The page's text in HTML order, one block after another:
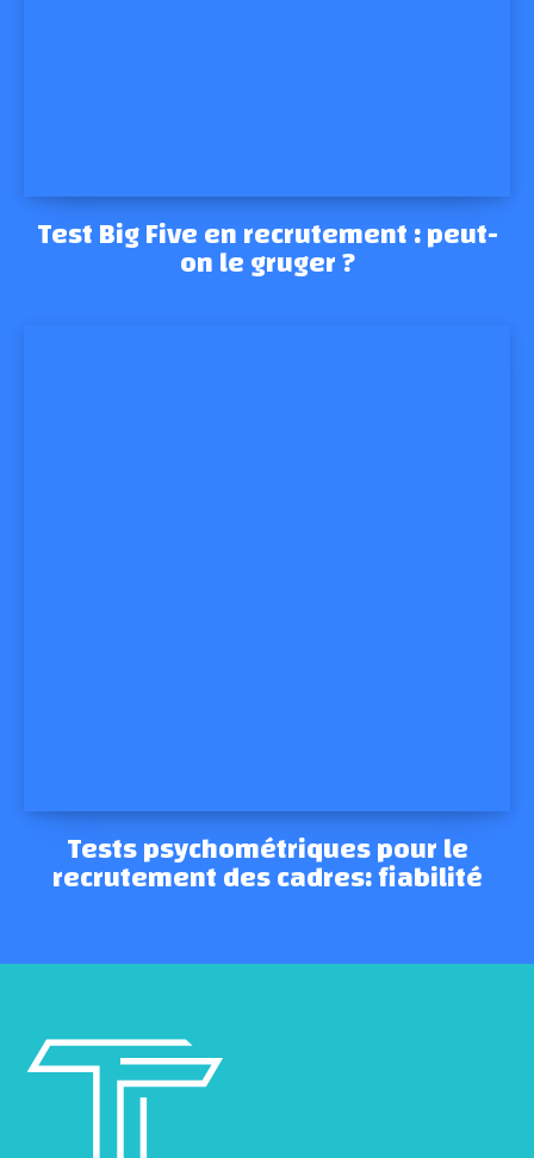
Test Big Five en recrutement : peut-
on le gruger ?
Tests psychométriques pour le
recrutement des cadres: fiabilité